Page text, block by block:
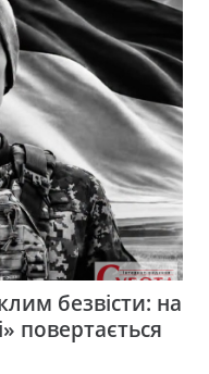
безвісти: на